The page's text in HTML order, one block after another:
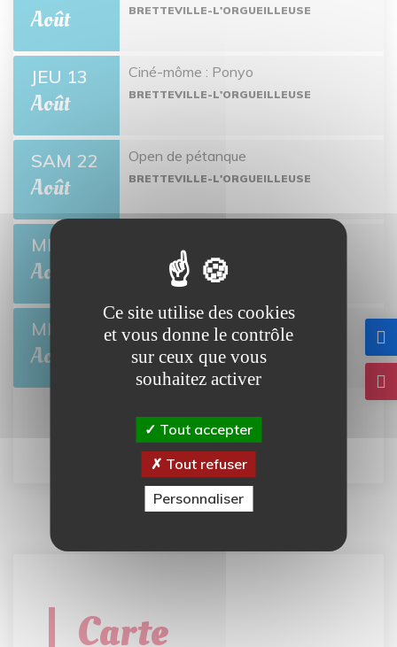
Août BRETTEVILLE-L'ORGUEILLEUSE
JEU 13
Août
Ciné-môme : Ponyo
BRETTEVILLE-L'ORGUEILLEUSE
SAM 22
Août
Open de pétanque
BRETTEVILLE-L'ORGUEILLEUSE
MER 26
Août BRETTEVILLE-L'ORGUEILLEUSE
MER 5
Août
L'été des Mômes
Tout l'agenda
Carte
Ce site utilise des cookies
et vous donne le contrôle
sur ceux que vous
souhaitez activer
Tout accepter
Tout refuser
Personnaliser